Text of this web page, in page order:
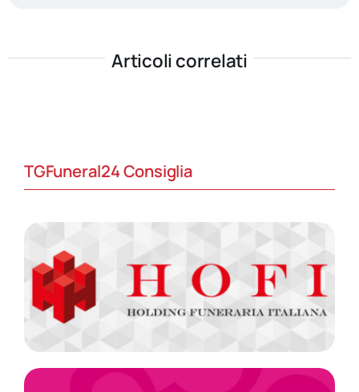
Articoli correlati
TGFuneral24 Consiglia